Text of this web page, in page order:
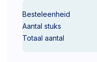
Besteleenheid
Aantal stuks
Totaal aantal